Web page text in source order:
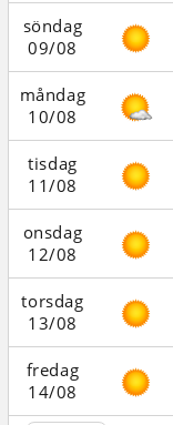
söndag
09/08
måndag
10/08
tisdag
11/08
onsdag
12/08
torsdag
13/08
fredag
14/08